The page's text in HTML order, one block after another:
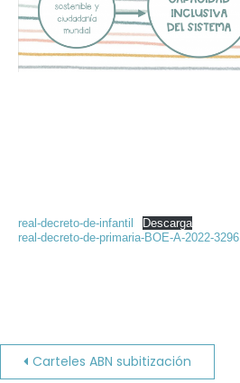
real-decreto-de-infantil
Descarga
real-decreto-de-primaria-BOE-A-2022-3296
Navegación
Carteles ABN subitización